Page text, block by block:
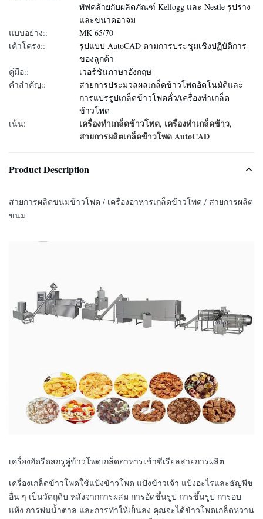
พัฟคล้ายกับผลิตภัณฑ์ Kellogg และ Nestle รูปร่าง
และขนาดอาจม
แบบอย่าง::
MK-65/70
เค้าโครง::
รูปแบบ AutoCAD ตามการประชุมเชิงปฏิบัติการ
ของลูกค้า
คู่มือ::
เวอร์ชันภาษาอังกฤษ
คำสำคัญ::
สายการประมวลผลเกล็ดข้าวโพดอัตโนมัติและ
การแปรรูปเกล็ดข้าวโพดคั่ว/เครื่องทำเกล็ด
ข้าวโพด
เน้น:
เครื่องทำเกล็ดข้าวโพด, เครื่องทำเกล็ดข้าว,
สายการผลิตเกล็ดข้าวโพด AutoCAD
Product Description
สายการผลิตขนมข้าวโพด / เครื่องอาหารเกล็ดข้าวโพด / สายการผลิต
ขนม
เครื่องอัดรีดสกรูคู่ข้าวโพดเกล็ดอาหารเช้าซีเรียลสายการผลิต
เครื่องเกล็ดข้าวโพดใช้แป้งข้าวโพด แป้งข้าวเจ้า แป้งอะไรและธัญพืช
อื่น ๆ เป็นวัตถุดิบ หลังจากการผสม การอัดขึ้นรูป การขึ้นรูป การอบ
แห้ง การพ่นน้ำตาล และการทำให้เย็นลง คุณจะได้ข้าวโพดเกล็ดหวาน